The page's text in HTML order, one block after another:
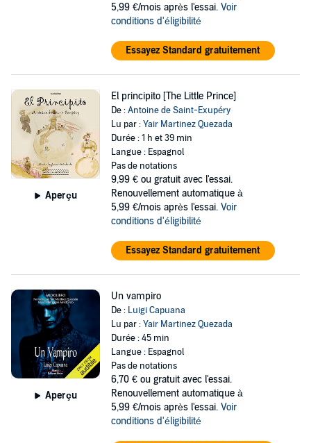
5,99 €/mois après l'essai. Voir
conditions d'éligibilité
Essayez Standard gratuitement
Aperçu
El principito [The Little Prince]
De :Antoine de Saint-Exupéry
Lu par :Yair Martinez Quezada
Durée : 1 h et 39 min
Langue : Espagnol
Pas de notations
9,99 € ou gratuit avec l'essai.
Renouvellement automatique à
5,99 €/mois après l'essai. Voir
conditions d'éligibilité
Essayez Standard gratuitement
Aperçu
Un vampiro
De : Luigi Capuana
Lu par :Yair Martinez Quezada
Durée : 45 min
Langue : Espagnol
Pas de notations
6,70 € ou gratuit avec l'essai.
Renouvellement automatique à
5,99 €/mois après l'essai. Voir
conditions d'éligibilité